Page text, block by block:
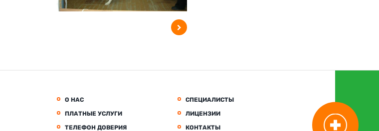
О НАС
СПЕЦИАЛИСТЫ
ПЛАТНЫЕ УСЛУГИ
ЛИЦЕНЗИИ
ТЕЛЕФОН ДОВЕРИЯ
КОНТАКТЫ